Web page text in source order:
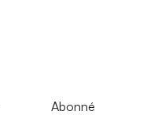
Abonné